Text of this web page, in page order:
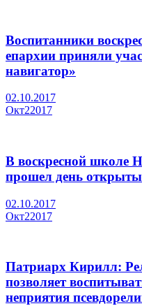
Воспитанники
епархии приняли
навигатор»
02.10.2017
Окт22017
В воскресной школе
прошел день
02.10.2017
Окт22017
Патриарх Кирилл:
позволяет
неприятия